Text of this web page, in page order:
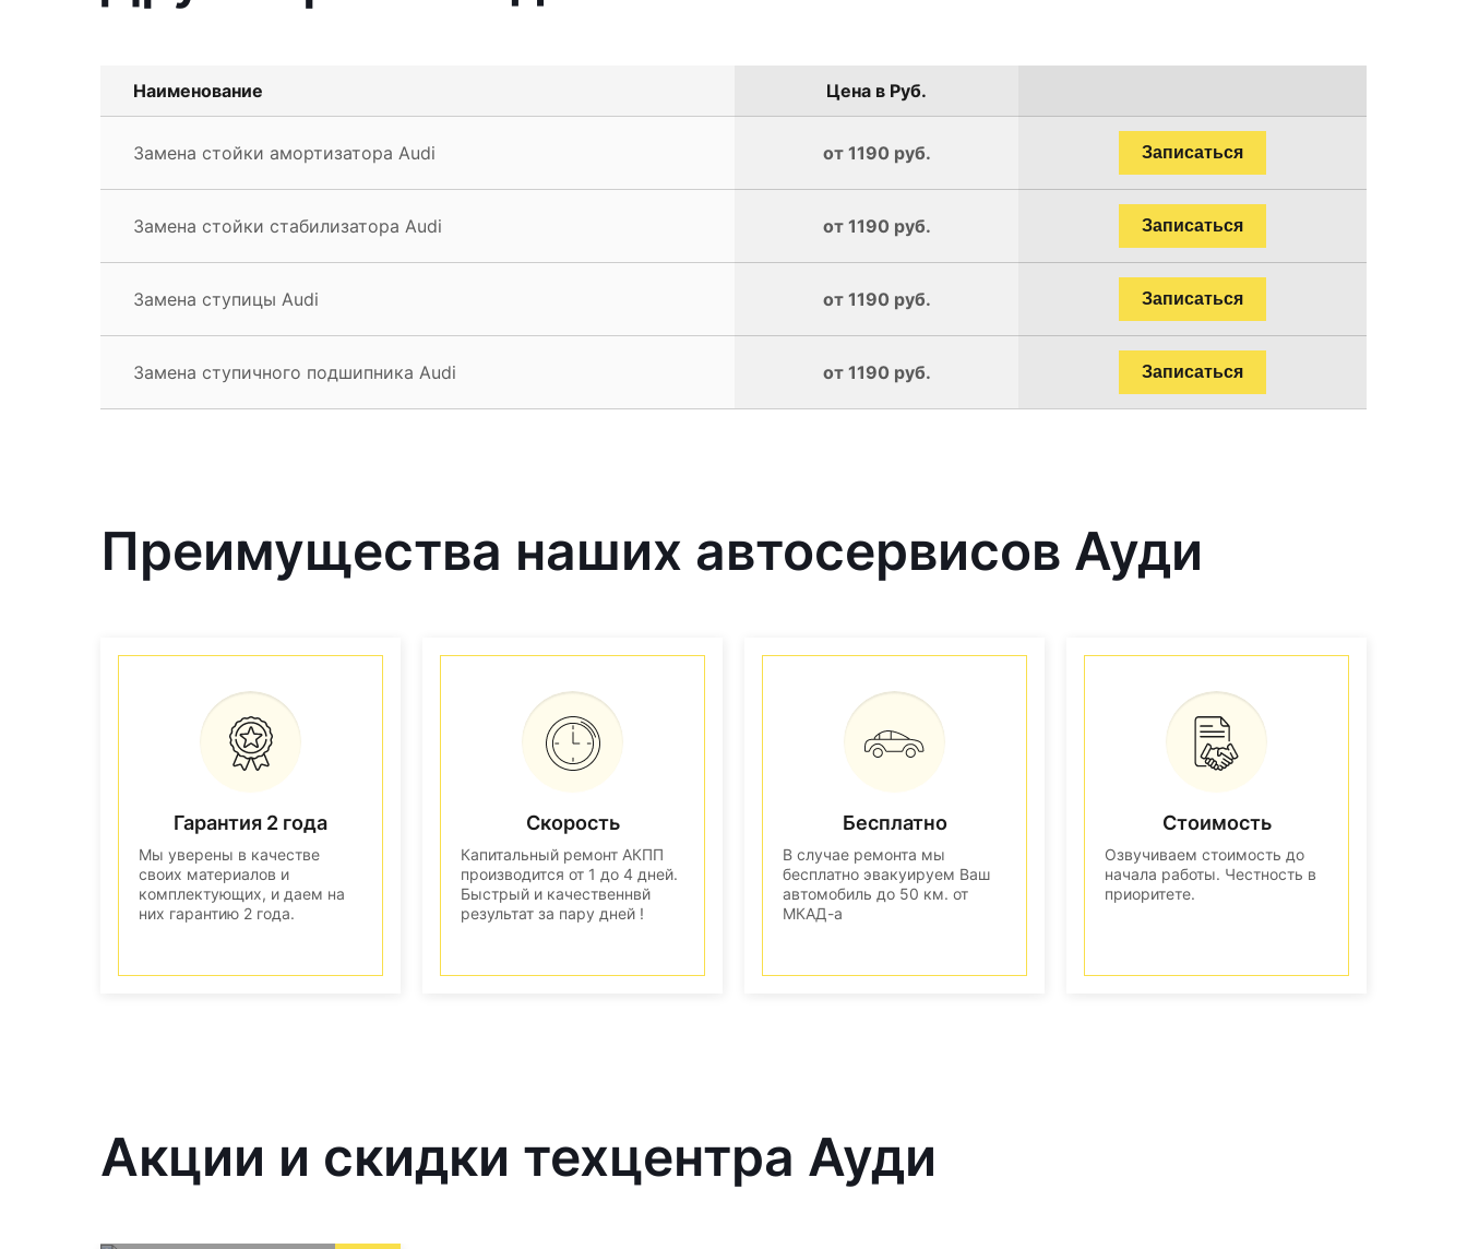
Наименование Цена в Руб.
Замена стойки амортизатора Audi от 1190 руб. Записаться
Замена стойки стабилизатора Audi от 1190 руб. Записаться
Замена ступицы Audi от 1190 руб. Записаться
Замена ступичного подшипника Audi от 1190 руб. Записаться
Преимущества наших автосервисов Ауди
Гарантия 2 года
Мы уверены в качестве
своих материалов и
комплектующих, и даем на
них гарантию 2 года.
Скорость
Капитальный ремонт АКПП
производится от 1 до 4 дней.
Быстрый и качественнвй
результат за пару дней !
Бесплатно
В случае ремонта мы
бесплатно эвакуируем Ваш
автомобиль до 50 км. от
МКАД-а
Стоимость
Озвучиваем стоимость до
начала работы. Честность в
приоритете.
Акции и скидки техцентра Ауди